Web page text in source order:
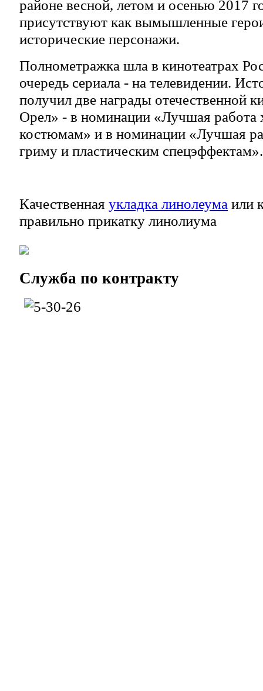
районе весной, летом и осенью 2017
присутствуют как вымышленные
исторические персонажи.
Полнометражка шла в кинотеатрах
очередь сериала - на телевидении.
получил две награды отечественной
Орел» - в номинации «Лучшая работа
костюмам» и в номинации «Лучшая
гриму и пластическим спецэффектам».
Качественная укладка линолеума или
правильно прикатку линолиума
Служба по контракту